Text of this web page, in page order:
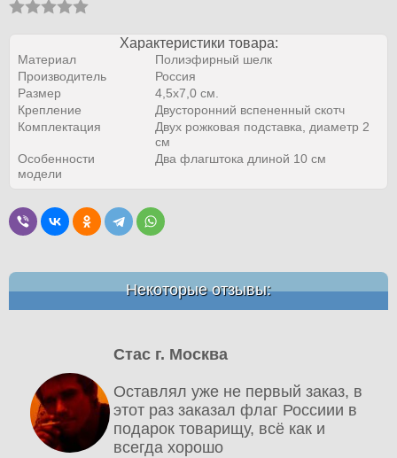
Характеристики товара:
Материал
Полиэфирный шелк
Производитель
Россия
Размер
4,5x7,0 см.
Крепление
Двусторонний вспененный скотч
Комплектация
Двух рожковая подставка, диаметр 2
см
Особенности
модели
Два флагштока длиной 10 см
Некоторые отзывы:
Стас г. Москва
Оставлял уже не первый заказ, в
этот раз заказал флаг Россиии в
подарок товарищу, всё как и
всегда хорошо